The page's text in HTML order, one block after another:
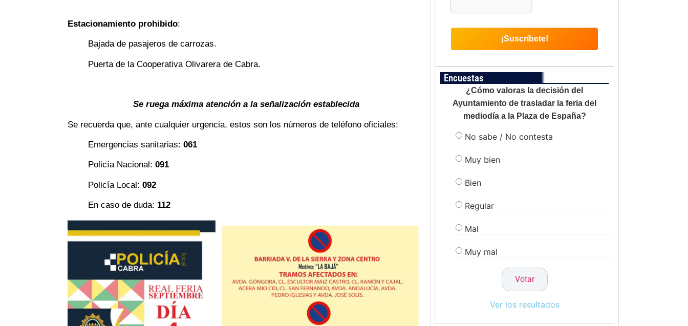
Estacionamiento prohibido:
Bajada de pasajeros de carrozas.
Puerta de la Cooperativa Olivarera de Cabra.
Se ruega máxima atención a la señalización establecida
Se recuerda que, ante cualquier urgencia, estos son los números de teléfono oficiales:
Emergencias sanitarias: 061
Policía Nacional: 091
Policía Local: 092
En caso de duda: 112
Encuestas
¿Cómo valoras la decisión del
Ayuntamiento de trasladar la feria del
mediodía a la Plaza de España?
No sabe / No contesta
Muy bien
Bien
Regular
Mal
Muy mal
Ver los resultados